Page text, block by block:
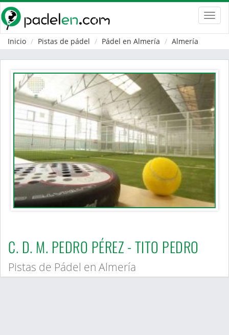
Inicio
Pistas de pádel Pádel en Almería Almería
C. D. M. PEDRO PÉREZ - TITO PEDRO
Pistas de Pádel en Almería